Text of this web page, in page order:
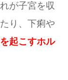
が子宮を収
り、下痢や
起こすホル